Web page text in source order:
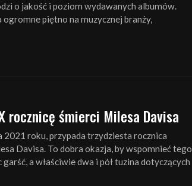
o jakość i poziom wydawanych albumów.
ogromne piętno na muzycznej branży,
rocznicę śmierci Milesa Davisa
roku, przypada trzydziesta rocznica
Davisa. To dobra okazja, by wspomnieć tego
a właściwie dwa i pół tuzina dotyczących